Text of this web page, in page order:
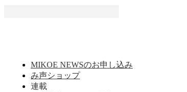
MIKOE NEWSのお申し込み
み声ショップ
連載